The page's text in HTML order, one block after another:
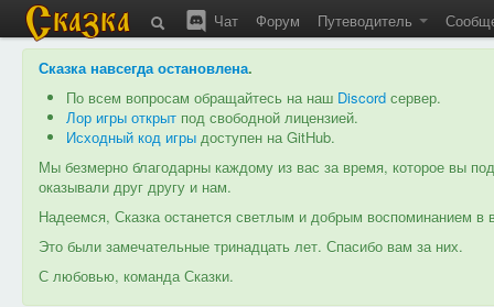
Чат Форум Путеводитель
Сказка навсегда остановлена.
По всем вопросам обращайтесь на наш Discord сервер.
Лор игры открыт под свободной лицензией.
Исходный код игры доступен на GitHub.
Мы безмерно благодарны каждому из вас за время, которое вы
оказывали друг другу и нам.
Надеемся, Сказка останется светлым и добрым воспоминанием
Это были замечательные тринадцать лет. Спасибо вам за них.
С любовью, команда Сказки.